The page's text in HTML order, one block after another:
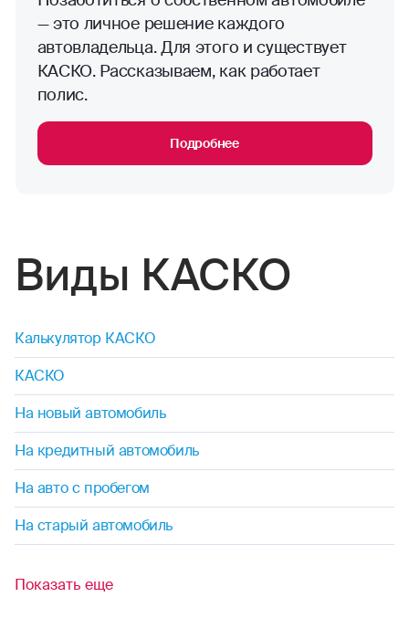
— это личное решение каждого
автовладельца. Для этого и существует
КАСКО. Рассказываем, как работает
полис.
Подробнее
Виды КАСКО
Калькулятор КАСКО
КАСКО
На новый автомобиль
На кредитный автомобиль
На авто с пробегом
На старый автомобиль
Показать еще